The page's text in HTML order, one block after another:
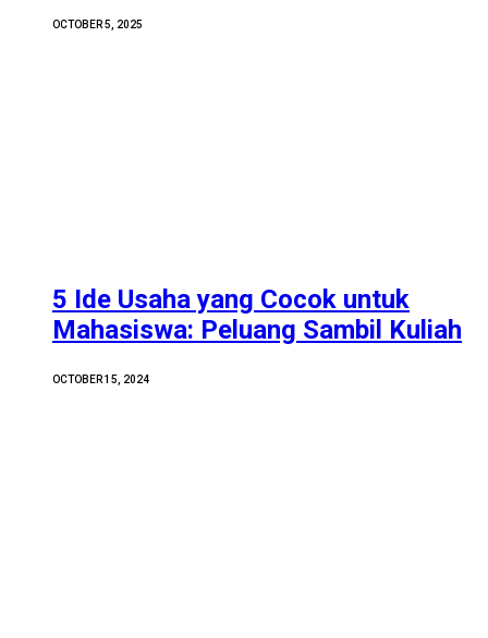
OCTOBER 5, 2025
5 Ide Usaha yang Cocok untuk
Mahasiswa: Peluang Sambil Kuliah
OCTOBER 15, 2024